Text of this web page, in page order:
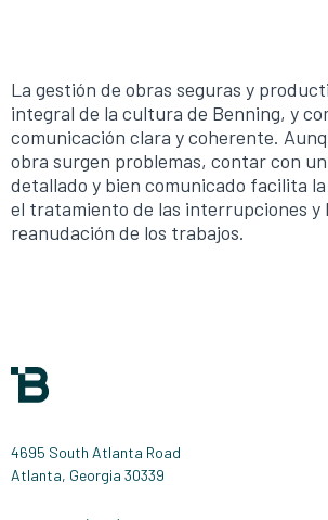
La gestión de obras seguras y
integral de la cultura de Benning, y
comunicación clara y coherente.
obra surgen problemas, contar con
detallado y bien comunicado facilita
el tratamiento de las interrupciones y
reanudación de los trabajos.
4695 South Atlanta Road
Atlanta, Georgia 30339